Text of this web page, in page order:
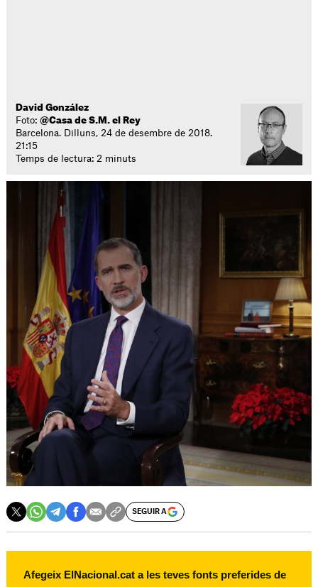
David González
Foto:@Casa de S.M. el Rey
Barcelona. Dilluns, 24 de desembre de 2018.
21:15
Temps de lectura: 2 minuts
SEGUIR A
Afegeix ElNacional.cat a les teves fonts preferides de